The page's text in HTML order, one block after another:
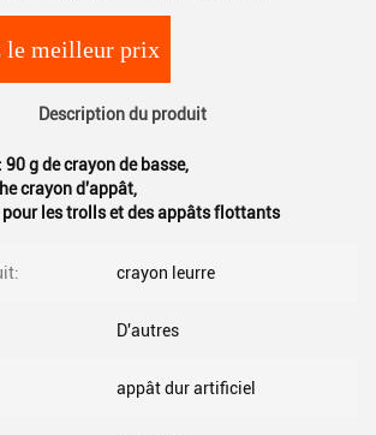
le meilleur prix
Description du produit
90 g de crayon de basse,
crayon d'appât,
pour les trolls et des appâts flottants
crayon leurre
D'autres
appât dur artificiel